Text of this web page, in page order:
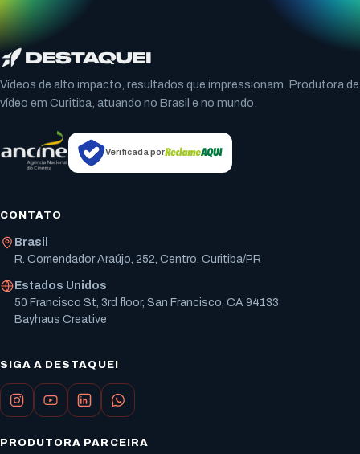
Vídeos de alto impacto, resultados que impressionam. Produtora de
vídeo em Curitiba, atuando no Brasil e no mundo.
Verificada por
CONTATO
Brasil
R. Comendador Araújo, 252, Centro, Curitiba/PR
Estados Unidos
50 Francisco St, 3rd floor, San Francisco, CA 94133
Bayhaus Creative
SIGA A DESTAQUEI
PRODUTORA PARCEIRA